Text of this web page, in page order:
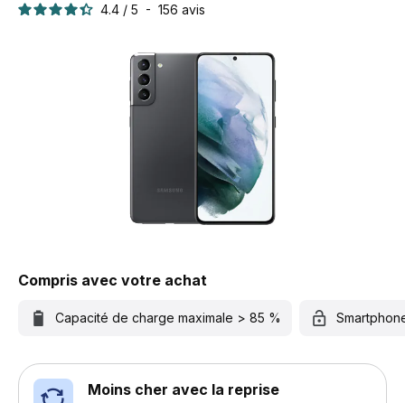
4.4 / 5 - 156 avis
Compris avec votre achat
Capacité de charge maximale > 85 %
Moins cher avec la reprise